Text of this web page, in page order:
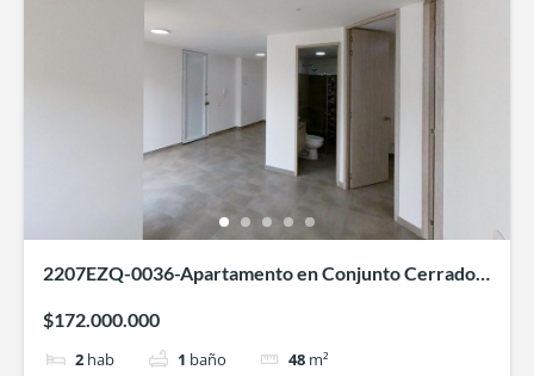
2207EZQ-0036-Apartamento en Conjunto Cerrado
$172.000.000
2 hab 1 baño 48 m²